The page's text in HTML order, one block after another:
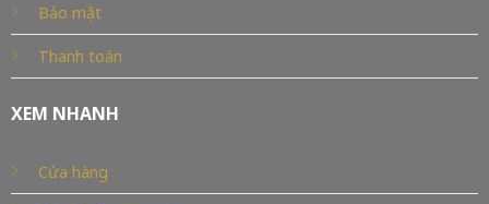
Bảo mật
Thanh toán
XEM NHANH
Cửa hàng